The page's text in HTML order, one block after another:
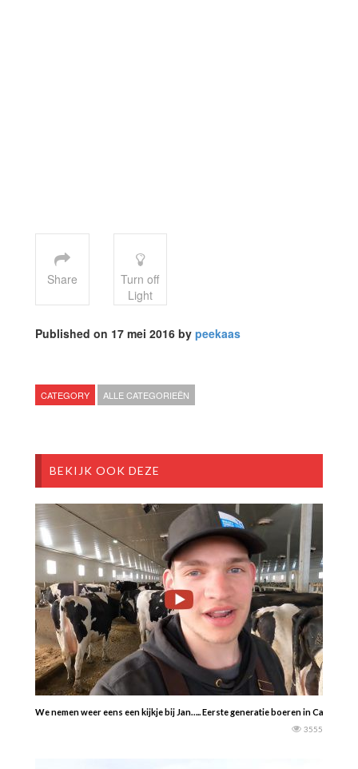
Share
Turn off
Light
Published on 17 mei 2016 by peekaas
CATEGORY ALLE CATEGORIEËN
BEKIJK OOK DEZE
We nemen weer eens een kijkje bij Jan….. Eerste generatie boeren in Canada —
3555